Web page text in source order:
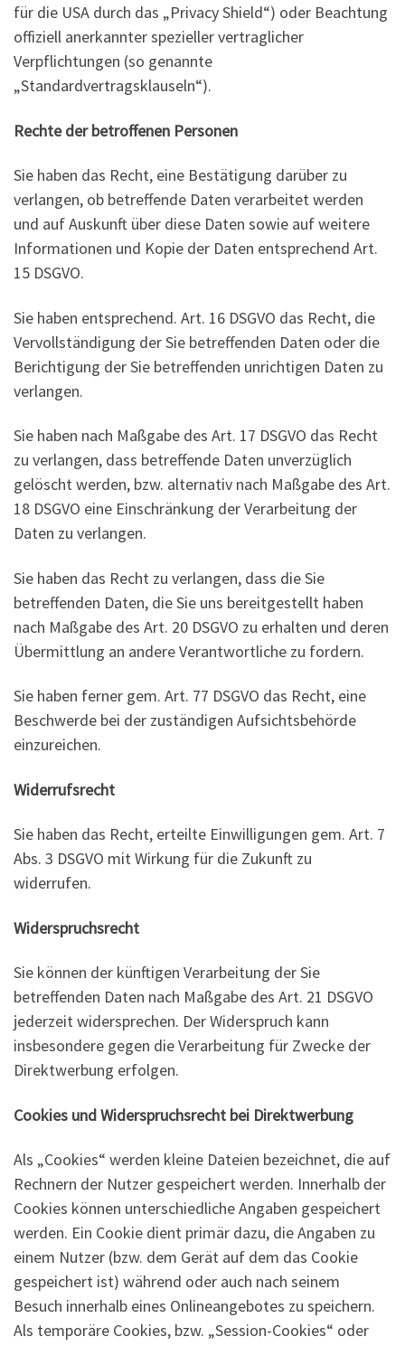
für die USA durch das „Privacy Shield“) oder Beachtung
offiziell anerkannter spezieller vertraglicher
Verpflichtungen (so genannte
„Standardvertragsklauseln“).
Rechte der betroffenen Personen
Sie haben das Recht, eine Bestätigung darüber zu
verlangen, ob betreffende Daten verarbeitet werden
und auf Auskunft über diese Daten sowie auf weitere
Informationen und Kopie der Daten entsprechend Art.
15 DSGVO.
Sie haben entsprechend. Art. 16 DSGVO das Recht, die
Vervollständigung der Sie betreffenden Daten oder die
Berichtigung der Sie betreffenden unrichtigen Daten zu
verlangen.
Sie haben nach Maßgabe des Art. 17 DSGVO das Recht
zu verlangen, dass betreffende Daten unverzüglich
gelöscht werden, bzw. alternativ nach Maßgabe des Art.
18 DSGVO eine Einschränkung der Verarbeitung der
Daten zu verlangen.
Sie haben das Recht zu verlangen, dass die Sie
betreffenden Daten, die Sie uns bereitgestellt haben
nach Maßgabe des Art. 20 DSGVO zu erhalten und deren
Übermittlung an andere Verantwortliche zu fordern.
Sie haben ferner gem. Art. 77 DSGVO das Recht, eine
Beschwerde bei der zuständigen Aufsichtsbehörde
einzureichen.
Widerrufsrecht
Sie haben das Recht, erteilte Einwilligungen gem. Art. 7
Abs. 3 DSGVO mit Wirkung für die Zukunft zu
widerrufen.
Widerspruchsrecht
Sie können der künftigen Verarbeitung der Sie
betreffenden Daten nach Maßgabe des Art. 21 DSGVO
jederzeit widersprechen. Der Widerspruch kann
insbesondere gegen die Verarbeitung für Zwecke der
Direktwerbung erfolgen.
Cookies und Widerspruchsrecht bei Direktwerbung
Als „Cookies“ werden kleine Dateien bezeichnet, die auf
Rechnern der Nutzer gespeichert werden. Innerhalb der
Cookies können unterschiedliche Angaben gespeichert
werden. Ein Cookie dient primär dazu, die Angaben zu
einem Nutzer (bzw. dem Gerät auf dem das Cookie
gespeichert ist) während oder auch nach seinem
Besuch innerhalb eines Onlineangebotes zu speichern.
Als temporäre Cookies, bzw. „Session-Cookies“ oder